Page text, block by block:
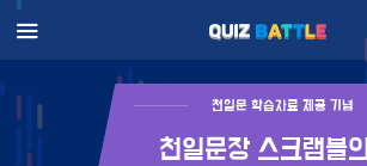
천일문 학습자료 제공 기념
천일문장 스크램블의